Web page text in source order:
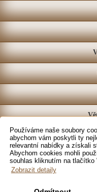
Používáme naše soubory
abychom vám poskytli ty
relevantní nabídky a získali
Abychom cookies mohli
souhlas kliknutím na tlačítko
Zobrazit detaily